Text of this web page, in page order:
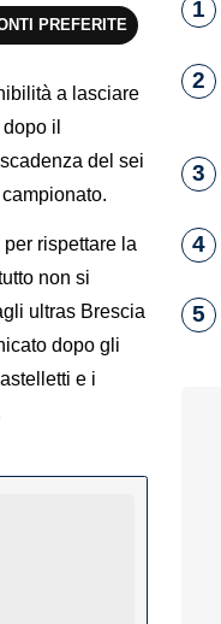
PREFERITE
a lasciare
il
del sei
rispettare la
non si
ultras Brescia
dopo gli
e i
1
2
3
4
5